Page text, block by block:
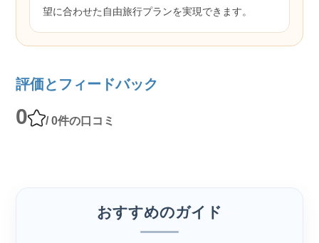
望に合わせた自由旅行プランを実現できます。
評価とフィードバック
0 / 0件の口コミ
おすすめのガイド